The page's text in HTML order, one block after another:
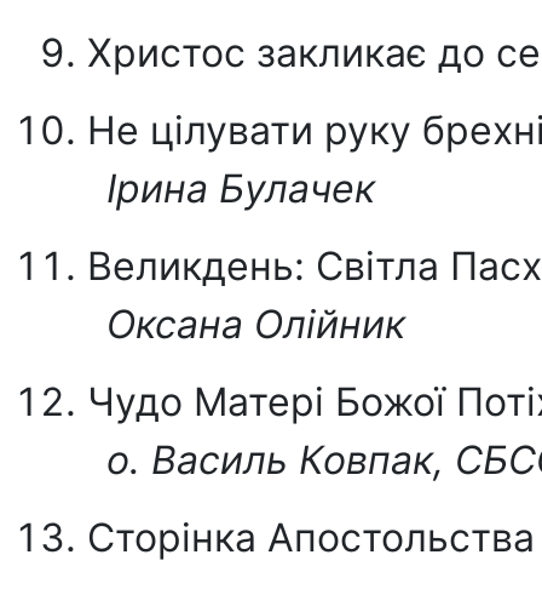
Христос закликає до
Не цілувати руку
Ірина Булачек
Великдень: Світла
Оксана Олійник
Чудо Матері Божої
о. Василь Ковпак,
Сторінка